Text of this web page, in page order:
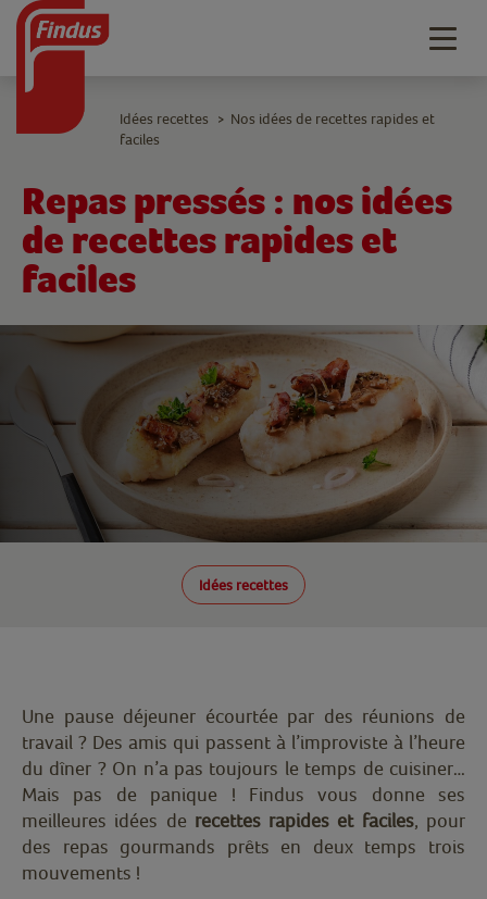
Repas pressés : nos idées
de recettes rapides et
faciles
Idées recettes
Idées recettes > Nos idées de recettes rapides et
faciles
Une pause déjeuner écourtée par des réunions de
travail ? Des amis qui passent à l’improviste à l’heure
du dîner ? On n’a pas toujours le temps de cuisiner…
Mais pas de panique ! Findus vous donne ses
meilleures idées de recettes rapides et faciles, pour
des repas gourmands prêts en deux temps trois
mouvements !